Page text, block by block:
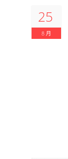
25
8 月